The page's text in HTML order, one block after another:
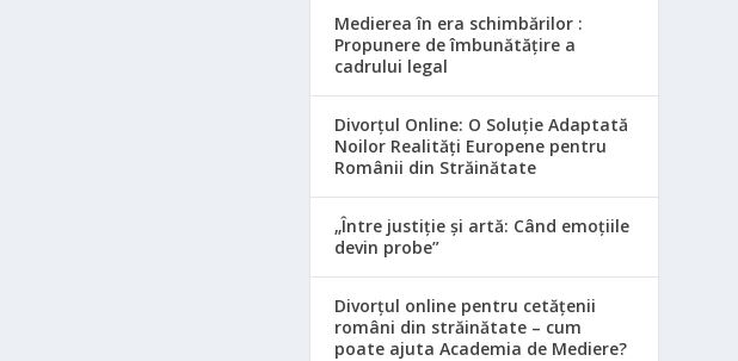
Medierea în era schimbărilor :
Propunere de îmbunătățire a
cadrului legal
Divorțul Online: O Soluție Adaptată
Noilor Realități Europene pentru
Românii din Străinătate
„Între justiție și artă: Când emoțiile
devin probe”
Divorțul online pentru cetățenii
români din străinătate – cum
poate ajuta Academia de Mediere?